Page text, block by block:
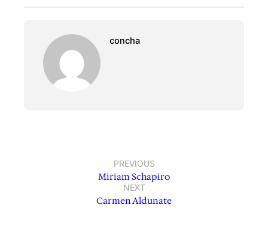
concha
PREVIOUS
Miriam Schapiro
NEXT
Carmen Aldunate